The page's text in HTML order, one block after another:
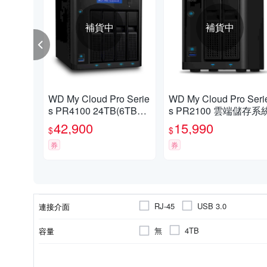
補貨中
WD My Cloud Pro Serie
s PR4100 24TB(6TBx4)
3.5吋 雲端儲存系統
$42,900
券
補貨中
WD My Cloud Pro
s PR2100 雲端儲存系
$15,990
券
連接介面 RJ-45 USB 3.0
容量 無 4TB